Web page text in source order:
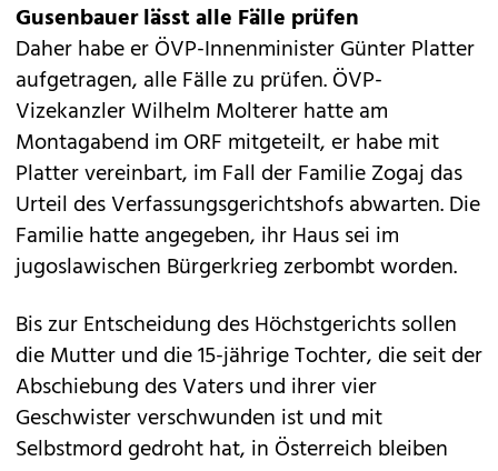
Gusenbauer lässt alle Fälle prüfen
Daher habe er ÖVP-Innenminister Günter Platter
aufgetragen, alle Fälle zu prüfen. ÖVP-
Vizekanzler Wilhelm Molterer hatte am
Montagabend im ORF mitgeteilt, er habe mit
Platter vereinbart, im Fall der Familie Zogaj das
Urteil des Verfassungsgerichtshofs abwarten. Die
Familie hatte angegeben, ihr Haus sei im
jugoslawischen Bürgerkrieg zerbombt worden.
Bis zur Entscheidung des Höchstgerichts sollen
die Mutter und die 15-jährige Tochter, die seit der
Abschiebung des Vaters und ihrer vier
Geschwister verschwunden ist und mit
Selbstmord gedroht hat, in Österreich bleiben